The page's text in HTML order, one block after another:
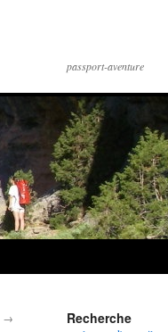
passport-aventure
→ Recherche